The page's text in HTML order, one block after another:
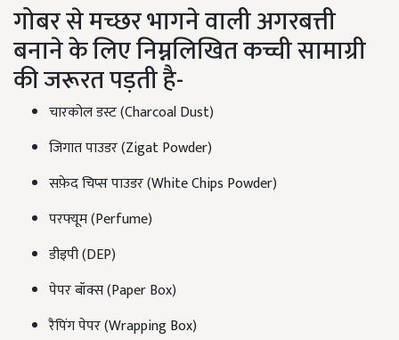
गोबर से मच्छर भागने वाली अगरबत्ती
बनाने के लिए निम्नलिखित कच्ची सामाग्री
की जरूरत पड़ती है-
चारकोल डस्ट (Charcoal Dust)
जिगात पाउडर (Zigat Powder)
सफ़ेद चिप्स पाउडर (White Chips Powder)
परफ्यूम (Perfume)
डीइपी (DEP)
पेपर बॉक्स (Paper Box)
रैपिंग पेपर (Wrapping Box)